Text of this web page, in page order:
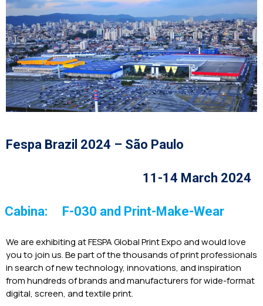
Fespa Brazil 2024 – São Paulo
11-14 March 2024
Cabina: F-030 and Print-Make-Wear
We are exhibiting at FESPA Global Print Expo and would love
you to join us. Be part of the thousands of print professionals
in search of new technology, innovations, and inspiration
from hundreds of brands and manufacturers for wide-format
digital, screen, and textile print.